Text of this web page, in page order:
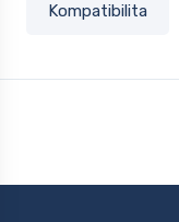
Kompatibilita